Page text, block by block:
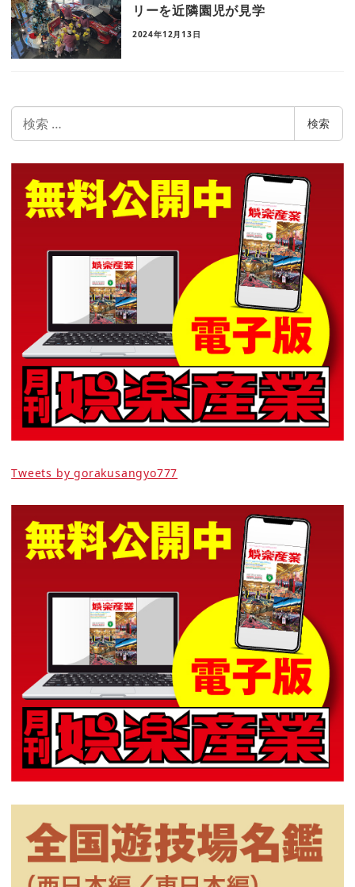
リーを近隣園児が見学
2024年12月13日
索
検索
Tweets by gorakusangyo777